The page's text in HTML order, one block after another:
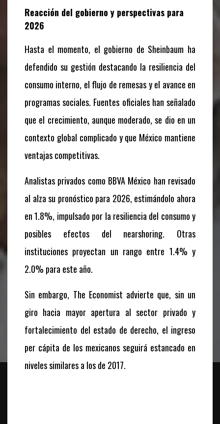
Reacción del gobierno y perspectivas para
2026
Hasta el momento, el gobierno de Sheinbaum ha
defendido su gestión destacando la resiliencia del
consumo interno, el flujo de remesas y el avance en
programas sociales. Fuentes oficiales han señalado
que el crecimiento, aunque moderado, se dio en un
contexto global complicado y que México mantiene
ventajas competitivas.
Analistas privados como BBVA México han revisado
al alza su pronóstico para 2026, estimándolo ahora
en 1.8%, impulsado por la resiliencia del consumo y
posibles efectos del nearshoring. Otras
instituciones proyectan un rango entre 1.4% y
2.0% para este año.
Sin embargo, The Economist advierte que, sin un
giro hacia mayor apertura al sector privado y
fortalecimiento del estado de derecho, el ingreso
per cápita de los mexicanos seguirá estancado en
niveles similares a los de 2017.